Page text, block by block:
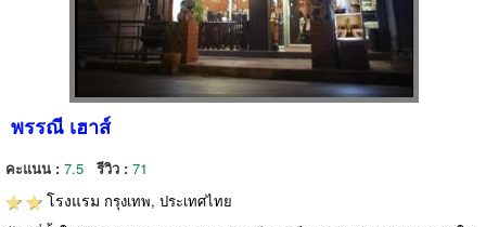
พรรณี เฮาส์
คะแนน : 7.5 รีวิว : 71
โรงแรม กรุงเทพ, ประเทศไทย